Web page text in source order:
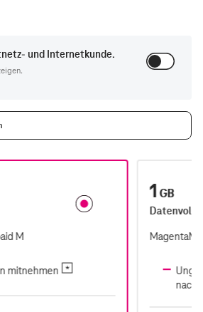
und Internetkunde.
M
mitnehmen
1GB
nach